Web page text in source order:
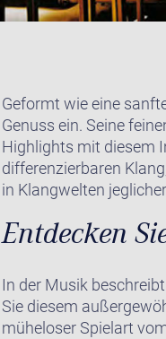
Geformt wie eine
Genuss ein. Seine
Highlights mit diesem
differenzierbaren
in Klangwelten
Entdecken
In der Musik
Sie diesem
müheloser Spielart